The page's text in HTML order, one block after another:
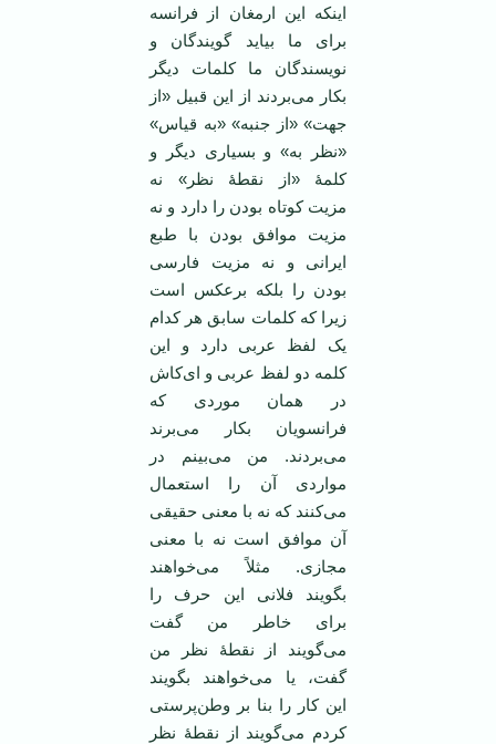
اینکه این ارمغان از فرانسه
برای ما بیاید گویندگان و
نویسندگان ما کلمات دیگر
بکار می‌بردند از این قبیل «از
جهت» «از جنبه» «به قیاس»
«نظر به» و بسیاری دیگر و
کلمۀ «از نقطۀ نظر» نه
مزیت کوتاه بودن را دارد و نه
مزیت موافق بودن با طبع
ایرانی و نه مزیت فارسی
بودن را بلکه برعکس است
زیرا که کلمات سابق هر کدام
یک لفظ عربی دارد و این
کلمه دو لفظ عربی و ای‌کاش
در‌‌ همان موردی که
فرانسویان بکار می‌برند
می‌بردند. من می‌بینم در
مواردی آن را استعمال
می‌کنند که نه با معنی حقیقی
آن موافق است نه با معنی
مجازی. مثلاً می‌خواهند
بگویند فلانی این حرف را
برای خاطر من گفت
می‌گویند از نقطۀ نظر من
گفت، یا می‌خواهند بگویند
این کار را بنا بر وطن‌پرستی
کردم می‌گویند از نقطۀ نظر